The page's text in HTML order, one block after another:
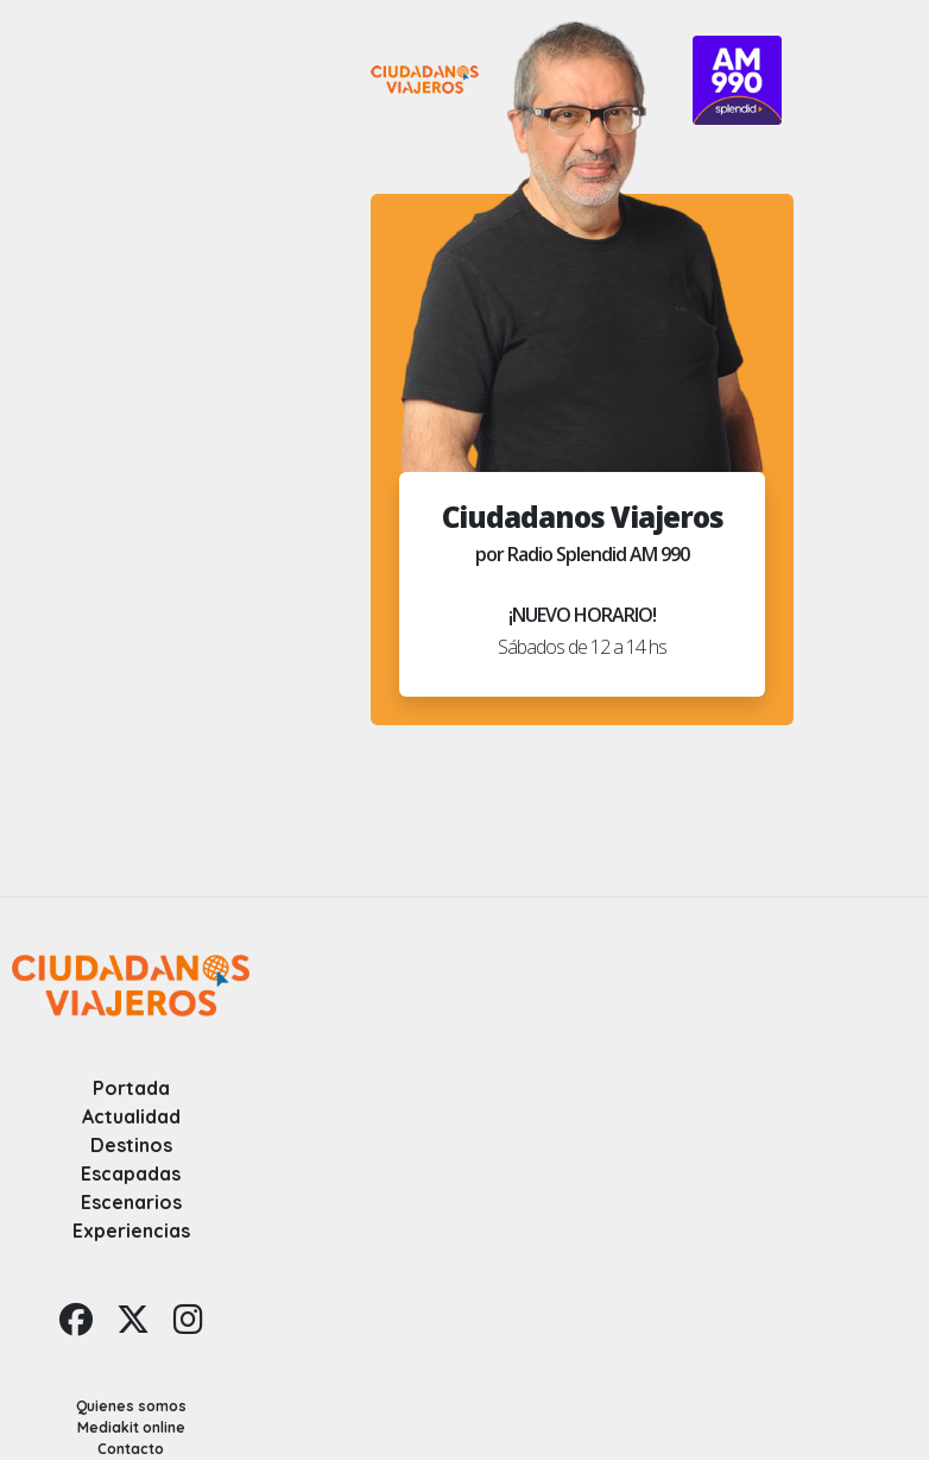
Portada
Actualidad
Destinos
Escapadas
Escenarios
Experiencias
Quienes somos
Mediakit online
Contacto